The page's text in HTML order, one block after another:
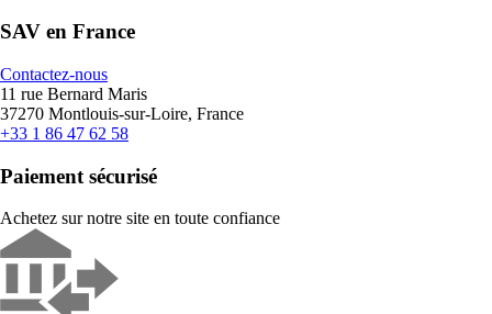
SAV en France
Contactez-nous
11 rue Bernard Maris
37270 Montlouis-sur-Loire, France
+33 1 86 47 62 58
Paiement sécurisé
Achetez sur notre site en toute confiance